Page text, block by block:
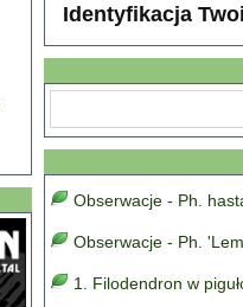
Identyfikacja
Obserwacje - Ph.
Obserwacje - Ph.
1. Filodendron w